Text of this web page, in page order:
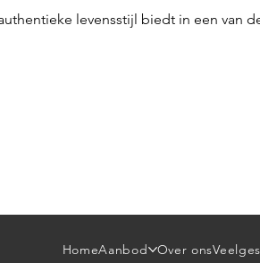
levensstijl biedt in een van
HomeAanbod Over ons